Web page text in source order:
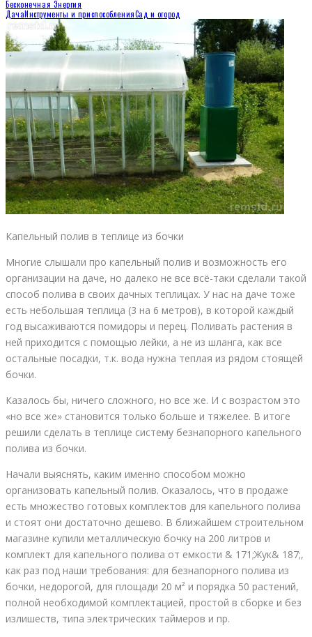
Бесконечная Энергия
ДачаИнструменты и приспособленияСад и огород
Капельный полив в теплице из бочки
Многие слышали про капельный полив и возможность его
организации на даче, но далеко не все всё-таки сделали такой
способ полива в своих дачных теплицах. У нас на даче тоже
есть небольшая теплица (3 на 6 метров), в которой каждый
год высаживаются помидоры и перец. Поливать растения в
ней приходится с помощью лейки, а не из шланга, как все
остальные посадки, т.к. вода нужна теплая из рядом стоящей
бочки.
Казалось бы, ничего сложного, но все же. И с возрастом это
«но все же» становится только больше и тяжелее. В итоге
решили сделать в теплице систему безнапорного капельного
полива из бочки.
Начали выяснять, каким именно способом можно
организовать капельный полив. Оказалось, что в продаже
есть множество готовых комплектов для капельного полива
и стоят они достаточно дешево. В ближайшем строительном
магазине купили металлическую бочку на 200 литров и
комплект для капельного полива от емкости & 171;Жук& 187;,
как раз под наши требования: для безнапорного полива из
бочки, недорогой, для площади 20 м² и порядка 50 растений,
полной необходимой комплектацией, простой в сборке и без
излишеств, типа электрических таймеров и пр.